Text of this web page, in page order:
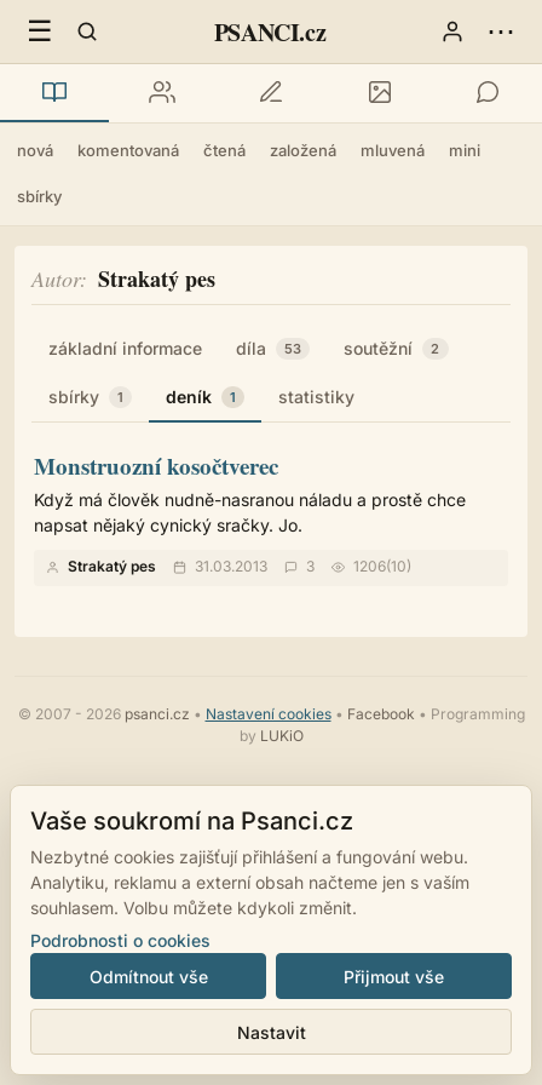
☰ PSANCI.cz ⋯
nová komentovaná čtená založená mluvená mini
sbírky
Autor Strakatý pes
základní informace díla 53 soutěžní 2
sbírky 1 deník 1 statistiky
Monstruozní kosočtverec
Když má člověk nudně-nasranou náladu a prostě chce
napsat nějaký cynický sračky. Jo.
Strakatý pes 31.03.2013 3 1206(10)
© 2007 - 2026 psanci.cz • Nastavení cookies• Facebook • Programming
by LUKiO
Vaše soukromí na Psanci.cz
Nezbytné cookies zajišťují přihlášení a fungování webu.
Analytiku, reklamu a externí obsah načteme jen s vaším
souhlasem. Volbu můžete kdykoli změnit.
Podrobnosti o cookies
Odmítnout vše
Nastavit
Přijmout vše